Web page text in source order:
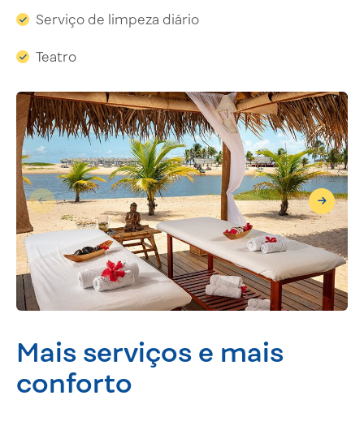
Serviço de limpeza diário
Teatro
Mais serviços e mais
conforto